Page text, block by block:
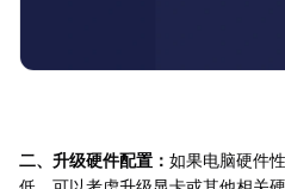
二、升级硬件配置： 如果电脑硬件